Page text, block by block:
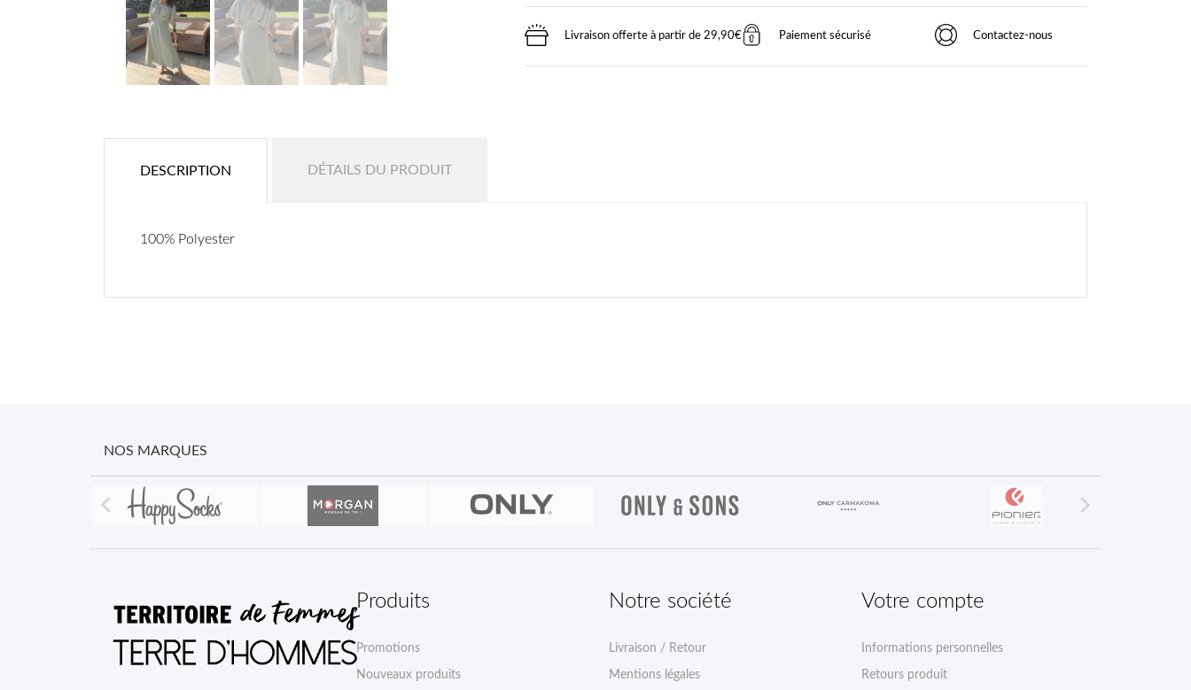
Livraison offerte à partir de 29,90€ Paiement sécurisé Contactez-nous
DESCRIPTION DÉTAILS DU PRODUIT
100% Polyester
NOS MARQUES
 
Produits
Promotions
Nouveaux produits
Notre société
Livraison / Retour
Mentions légales
Votre compte
Informations personnelles
Retours produit